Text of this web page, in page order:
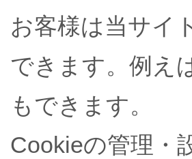
お客様は当サイ
できます。例え
もできます。
Cookieの管理・